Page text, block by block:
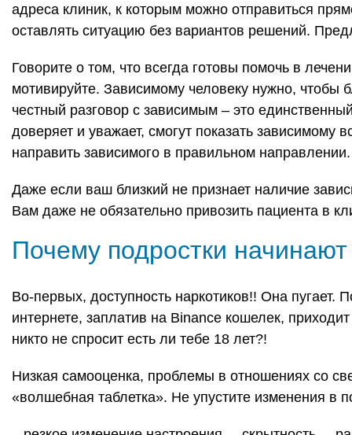
адреса клиник, к которым можно отправиться
оставлять ситуацию без вариантов решений.
Говорите о том, что всегда готовы помочь в
мотивируйте. Зависимому человеку нужно, чтобы
честный разговор с зависимым – это
доверяет и уважает, смогут показать зависимому
направить зависимого в правильном направлении.
Даже если ваш близкий не признает наличие
Вам даже не обязательно привозить пациента в
Почему подростки
Во-первых, доступность наркотиков!! Она пугает.
интернете, заплатив на Binance кошелек,
никто не спросит есть ли тебе 18 лет?!
Низкая самооценка, проблемы в отношениях со
«волшебная таблетка». Не упустите изменения в